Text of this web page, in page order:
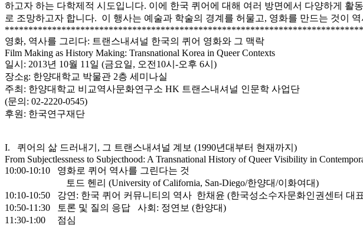
하고자 하는 다학제적 시도입니다. 이에 한국 퀴어에 대해 여러 방면에서 다양하게
로 조망하고자 합니다. 이 행사는 예술과 학술의 경계를 허물고, 영화를 만드는 것이
영화, 역사를 그리다: 트랜스내셔널 한국의 퀴어 영화와 그 맥락
Film Making as History Making: Transnational Korea in Queer Contexts
일시: 2013년 10월 11일 (금요일, 오전10시-오후 6시)
장소g: 한양대학교 박물관 2층 세미나실
주최: 한양대학교 비교역사문화연구소 HK 트랜스내셔널 인문학 사업단
(문의: 02-2220-0545)
후원: 한국연구재단
I. 퀴어의 삶 드러내기, 그 트랜스내셔널 계보 (1990년대부터 현재까지)
From Subjectlessness to Subjecthood: A Transnational History of Queer Visibility in
10:00-10:10 영화로 퀴어 역사를 그린다는 것
토드 헨리 (University of California, San-Diego/한양대/이화여대)
10:10-10:50 강연: 한국 퀴어 커뮤니티의 역사 한채윤 (한국성소수자문화인권센터 대
10:50-11:30 토론 및 질의 응답 사회: 정연보 (한양대)
11:30-1:00 점심